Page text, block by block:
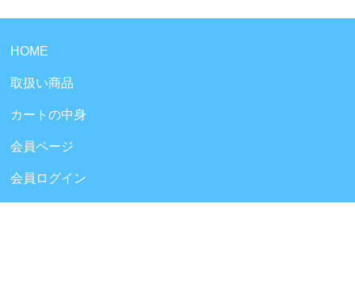
HOME
取扱い商品
カートの中身
会員ページ
会員ログイン